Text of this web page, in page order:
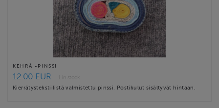
KEHRÄ -PINSSI
12.00 EUR
1 in stock
Kierrätystekstiilistä valmistettu pinssi. Postikulut sisältyvät hintaan.